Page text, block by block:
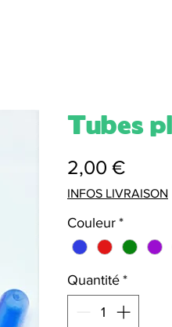
Tubes
2,00 €Prix
INFOS LIVRAISON
Couleur *
Quantité *